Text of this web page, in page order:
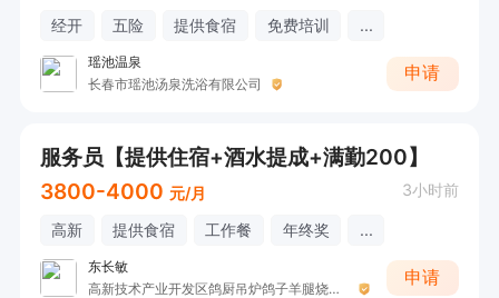
经开 五险 提供食宿 免费培训 ...
瑶池温泉
长春市瑶池汤泉洗浴有限公司
申请
服务员【提供住宿+酒水提成+满勤200】
3800-4000 元/月 3小时前
高新 提供食宿 工作餐 年终奖 ...
东长敏
高新技术产业开发区鸽厨吊炉鸽子羊腿烧烤店
申请